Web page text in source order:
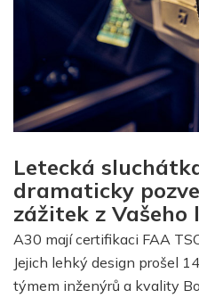
Letecká
dramaticky
zážitek z Vašeho
A30 mají certifikaci FAA
Jejich lehký design prošel
týmem inženýrů a kvality